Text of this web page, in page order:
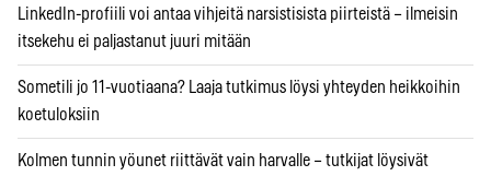
LinkedIn-profiili voi antaa vihjeitä narsistisista piirteistä – ilmeisin
itsekehu ei paljastanut juuri mitään
Sometili jo 11-vuotiaana? Laaja tutkimus löysi yhteyden heikkoihin
koetuloksiin
Kolmen tunnin yöunet riittävät vain harvalle – tutkijat löysivät